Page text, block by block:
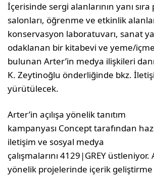
İçerisinde sergi alanlarının yanı
salonları, öğrenme ve etkinlik
konservasyon laboratuvarı, sanat
odaklanan bir kitabevi ve yeme/
bulunan Arter’in medya ilişkileri
K. Zeytinoğlu önderliğinde bkz.
yürütülecek.
Arter’in açılışa yönelik tanıtım
kampanyası Concept tarafından
iletişim ve sosyal medya
çalışmalarını 4129|GREY
yönelik projelerinde içerik geliştirme